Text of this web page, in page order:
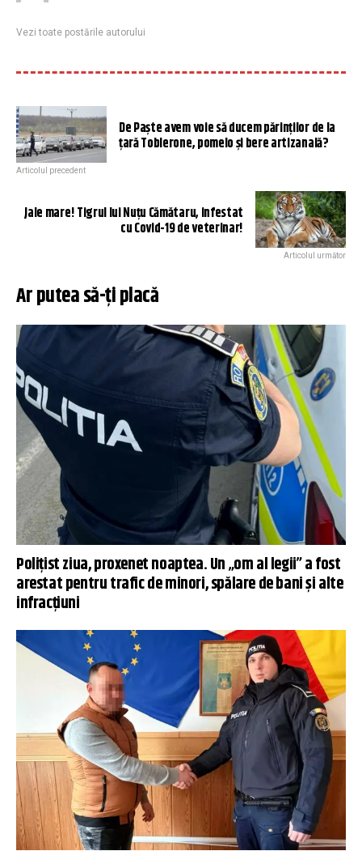
Vezi toate postările autorului
De Paște avem voie să ducem părinților de la
țară Toblerone, pomelo și bere artizanală?
Articolul precedent
Jale mare! Tigrul lui Nuțu Cămătaru, infestat
cu Covid-19 de veterinar!
Articolul următor
Ar putea să-ți placă
Polițist ziua, proxenet noaptea. Un „om al legii” a fost
arestat pentru trafic de minori, spălare de bani și alte
infracțiuni